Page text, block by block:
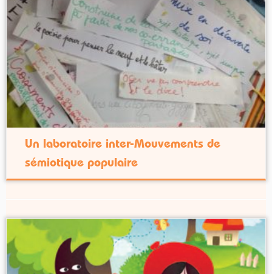
Un laboratoire inter-Mouvements de
sémiotique populaire